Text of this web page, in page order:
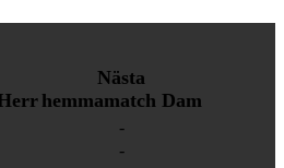
Nästa
hemmamatch Dam
-
-